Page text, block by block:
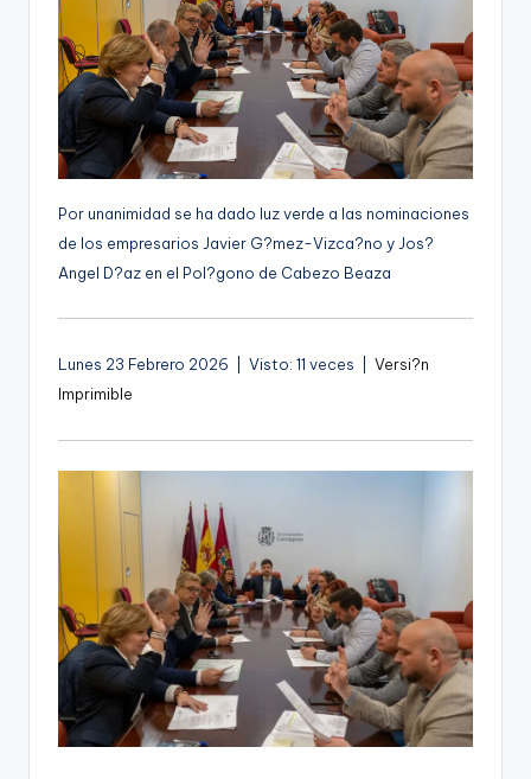
Por unanimidad se ha dado luz verde a las nominaciones
de los empresarios Javier G?mez-Vizca?no y Jos?
Angel D?az en el Pol?gono de Cabezo Beaza
Lunes 23 Febrero 2026 | Visto: 11 veces | Versi?n
Imprimible